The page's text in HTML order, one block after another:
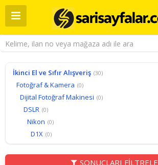
İkinci El ve Sıfır Alışveriş (30)
Fotoğraf & Kamera (0)
Dijital Fotoğraf Makinesi (0)
DSLR (0)
Nikon (0)
D1X (0)
SONUÇLARI FİLTRELE